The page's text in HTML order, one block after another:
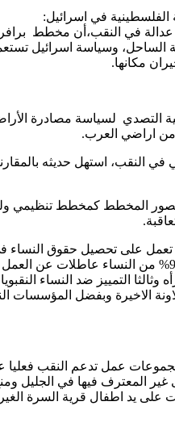
في اسرائيل:
وسياسة اسرائيل
مكانها.
استهل حديثه
يصور المخطط كمخطط تنظيمي
على تحصيل حقوق النساء
التمييز ضد النساء
بالاونة الاخيرة وبفضل
عمل تدعم النقب فعليا
المعترف فيها في الجليل
على يد اطفال قرية السرة